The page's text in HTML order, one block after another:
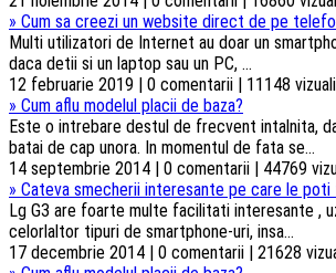
» Cum sa creezi un website direct de pe
Multi utilizatori de Internet au doar un
daca detii si un laptop sau un PC, ...
12 februarie 2019 | 0 comentarii | 11148
» Cum aflu modelul placii de baza?
Este o intrebare destul de frecvent intalnita,
batai de cap unora. In momentul de fata se...
14 septembrie 2014 | 0 comentarii | 44769
» Cateva smecherii interesante pe care le poti
Lg G3 are foarte multe facilitati interesante ,
celorlaltor tipuri de smartphone-uri, insa...
17 decembrie 2014 | 0 comentarii | 21628